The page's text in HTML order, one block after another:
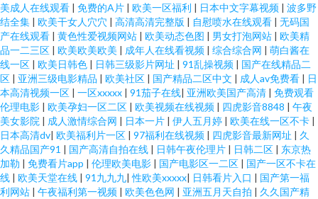
美成人在线观看 | 免费的A片 | 欧美一区福利 | 日本中文字幕视频 | 波多野
结全集 | 欧美干女人穴穴 | 高清高清完整版 | 自慰喷水在线观看 | 无码国
产在线观看 | 黄色性爱视频网站 | 欧美动态色图 | 男女打泡网站 | 欧美精
品一二三区 | 欧美欧美欧美 | 成年人在线看视频 | 综合综合网 | 萌白酱在
线一区 | 欧美日韩色 | 日韩三级影片网址 | 91乱操视频 | 国产在线精品二
区 | 亚洲三级电影精品 | 欧美社区 | 国产精品二区中文 | 成人av免费看 | 日
本高清视频一区 | 一区xxxxx | 91茄子在线| 亚洲欧美国产高清 | 免费观看
伦理电影 | 欧美孕妇一区二区 | 欧美视频在线视频 | 四虎影音8848 | 午夜
美女影院 | 成人激情综合网 | 日本一片 | 伊人五月婷 | 欧美在线一区不卡 |
日本高清dv| 欧美福利片一区 | 97福利在线视频 | 四虎影音最新网址 | 久
久精品国产91 | 国产高清自拍在线 | 日韩午夜伦理片 | 日韩二区 | 东京热
加勒 | 免费看片app | 伦理欧美电影 | 国产电影区一二区 | 国产一区不卡在
线 | 欧美天堂在线 | 91九九九|性欧美xxxxx| 日韩看片入口 | 国产第一福
利网站 | 午夜福利第一视频 | 欧美色色网 | 亚洲五月天自拍 | 久久国产精